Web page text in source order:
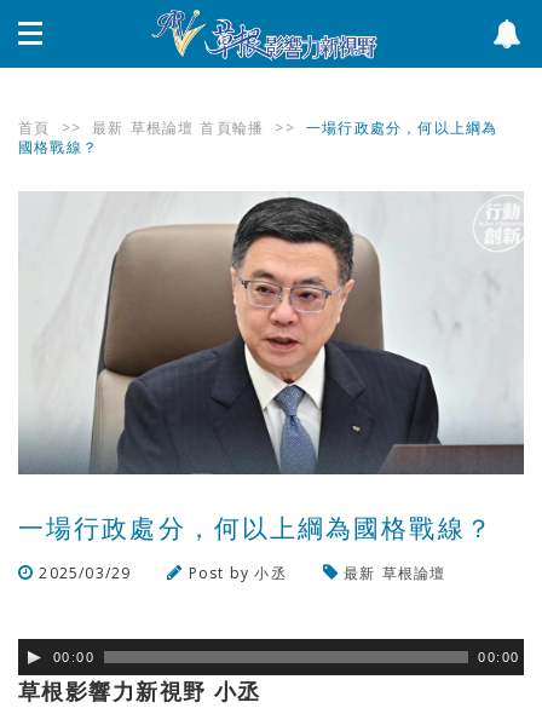
首頁 >> 最新 草根論壇 首頁輪播 >> 一場行政處分，何以上綱為
國格戰線？
一場行政處分，何以上綱為國格戰線？
2025/03/29 Post by小丞 最新 草根論壇
00:00 00:00
草根影響力新視野 小丞